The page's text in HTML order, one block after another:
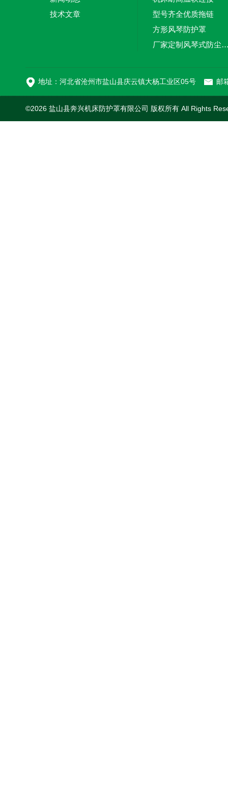
技术文章
型号齐全优质拖链
方形风琴防护罩
厂家定制风琴式
地址：河北省沧州市盐山县庆云镇大杨工业区05号 邮
©2026 盐山县奔兴机床防护罩有限公司 版权所有 All Rights